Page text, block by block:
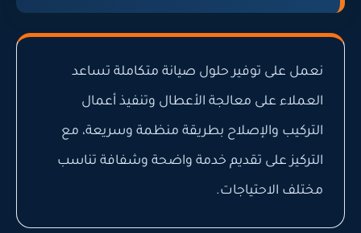
نعمل على توفير حلول صيانة متكاملة تساعد
العملاء على معالجة الأعطال وتنفيذ أعمال
التركيب والإصلاح بطريقة منظمة وسريعة، مع
التركيز على تقديم خدمة واضحة وشفافة تناسب
مختلف الاحتياجات.